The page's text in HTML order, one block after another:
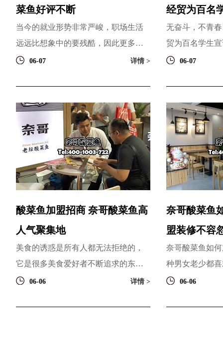
菜鱼好评不断
当今的就业形势非常严峻，职场生活
远远比想象中的要残酷，因此更多的
人愿意放弃做一个勤勤恳恳的上班
06-07 详情 >
经贸为百名
无奋斗，不青
贸为百名学生
魔王黑砖」实
06-07
酸菜鱼加盟招商 奈哥酸菜鱼高
人气聚集地
美食的诱惑是所有人都无法拒绝的，
它是很多美食爱好者不断追求的东
西。酸菜鱼这道来自重庆的川菜，以
06-06 详情 >
奈哥酸菜鱼
盟装修不容
奈哥酸菜鱼如
种男女老少都
来就是中国人
06-06